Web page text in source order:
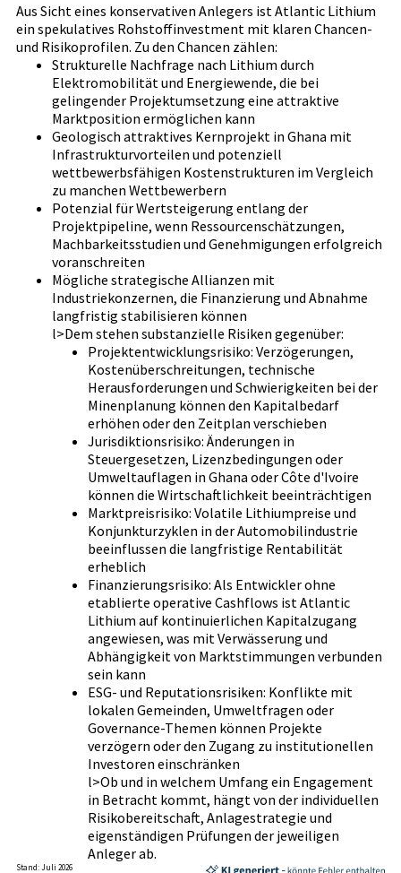
Aus Sicht eines konservativen Anlegers ist Atlantic Lithium
ein spekulatives Rohstoffinvestment mit klaren Chancen-
und Risikoprofilen. Zu den Chancen zählen:
Strukturelle Nachfrage nach Lithium durch
Elektromobilität und Energiewende, die bei
gelingender Projektumsetzung eine attraktive
Marktposition ermöglichen kann
Geologisch attraktives Kernprojekt in Ghana mit
Infrastrukturvorteilen und potenziell
wettbewerbsfähigen Kostenstrukturen im Vergleich
zu manchen Wettbewerbern
Potenzial für Wertsteigerung entlang der
Projektpipeline, wenn Ressourcenschätzungen,
Machbarkeitsstudien und Genehmigungen erfolgreich
voranschreiten
Mögliche strategische Allianzen mit
Industriekonzernen, die Finanzierung und Abnahme
langfristig stabilisieren können
l>Dem stehen substanzielle Risiken gegenüber:
Projektentwicklungsrisiko: Verzögerungen,
Kostenüberschreitungen, technische
Herausforderungen und Schwierigkeiten bei der
Minenplanung können den Kapitalbedarf
erhöhen oder den Zeitplan verschieben
Jurisdiktionsrisiko: Änderungen in
Steuergesetzen, Lizenzbedingungen oder
Umweltauflagen in Ghana oder Côte d'Ivoire
können die Wirtschaftlichkeit beeinträchtigen
Marktpreisrisiko: Volatile Lithiumpreise und
Konjunkturzyklen in der Automobilindustrie
beeinflussen die langfristige Rentabilität
erheblich
Finanzierungsrisiko: Als Entwickler ohne
etablierte operative Cashflows ist Atlantic
Lithium auf kontinuierlichen Kapitalzugang
angewiesen, was mit Verwässerung und
Abhängigkeit von Marktstimmungen verbunden
sein kann
ESG- und Reputationsrisiken: Konflikte mit
lokalen Gemeinden, Umweltfragen oder
Governance-Themen können Projekte
verzögern oder den Zugang zu institutionellen
Investoren einschränken
l>Ob und in welchem Umfang ein Engagement
in Betracht kommt, hängt von der individuellen
Risikobereitschaft, Anlagestrategie und
eigenständigen Prüfungen der jeweiligen
Anleger ab.
Stand: Juli 2026